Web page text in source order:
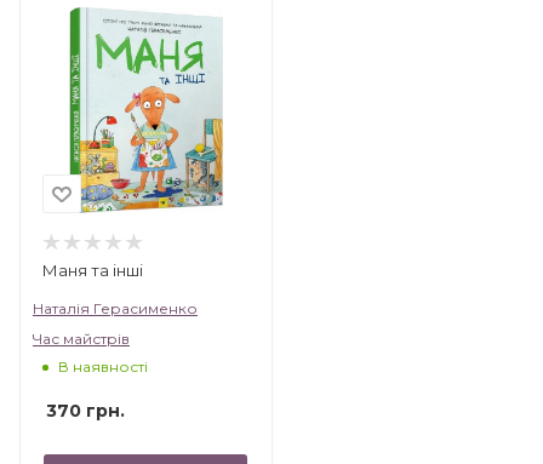
соціальних проектах, книжкових виставках
та ярмарках.
Маня та інші
Наталія Герасименко
Час майстрів
В наявності
370 грн.